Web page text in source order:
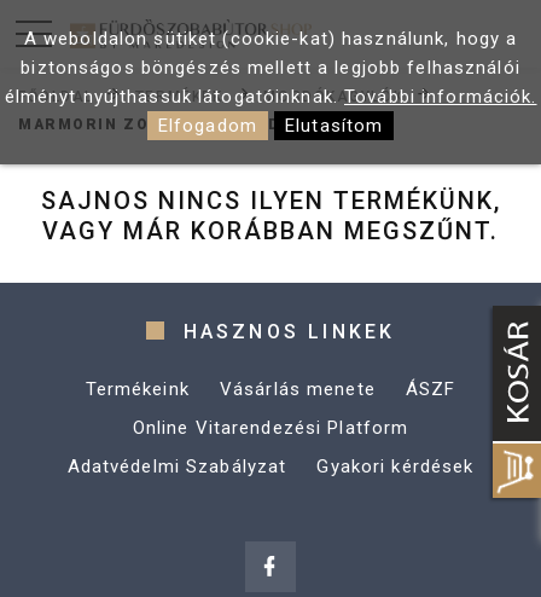
FŐOLDAL TERMÉKEK
MOSDÓKAGYLÓK
MARMORIN ZORA ÁLLÓ MOSDÓ
SAJNOS NINCS ILYEN TERMÉKÜNK,
VAGY MÁR KORÁBBAN MEGSZŰNT.
HASZNOS LINKEK
Termékeink Vásárlás menete
ÁSZF
Online Vitarendezési Platform
Adatvédelmi Szabályzat
Gyakori kérdések
A weboldalon sütiket (cookie-kat) használunk, hogy a
biztonságos böngészés mellett a legjobb felhasználói
élményt nyújthassuk látogatóinknak.További információk.
Elfogadom
Elutasítom